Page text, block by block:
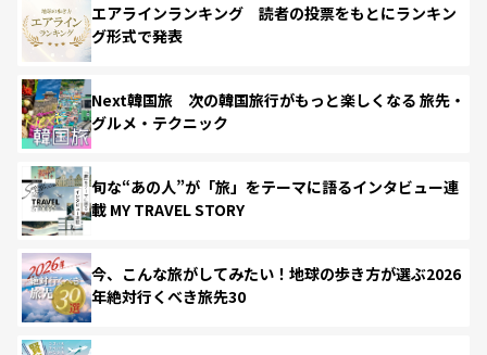
エアラインランキング 読者の投票をもとにランキン
グ形式で発表
Next韓国旅 次の韓国旅行がもっと楽しくなる 旅先・
グルメ・テクニック
旬な“あの人”が「旅」をテーマに語るインタビュー連
載 MY TRAVEL STORY
今、こんな旅がしてみたい！地球の歩き方が選ぶ2026
年絶対行くべき旅先30